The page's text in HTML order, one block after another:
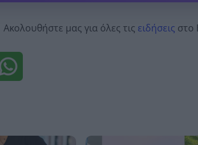
Ακολουθήστε μας για όλες τις ειδήσεις στο